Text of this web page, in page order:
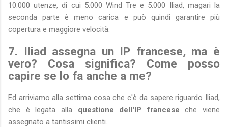
10.000 utenze, di cui 5.000 Wind Tre e 5.000 Iliad, magari la
seconda parte è meno carica e può quindi garantire più
copertura e maggiore velocità.
7. Iliad assegna un IP francese, ma è
vero? Cosa significa? Come posso
capire se lo fa anche a me?
Ed arriviamo alla settima cosa che c'è da sapere riguardo Iliad,
che è legata alla questione dell'IP francese che viene
assegnato a tantissimi clienti.